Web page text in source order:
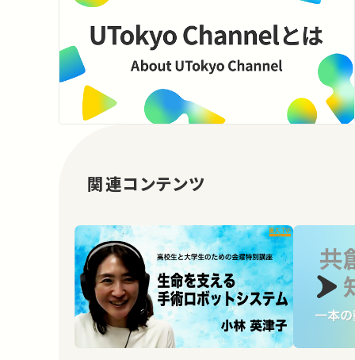
関連コンテンツ